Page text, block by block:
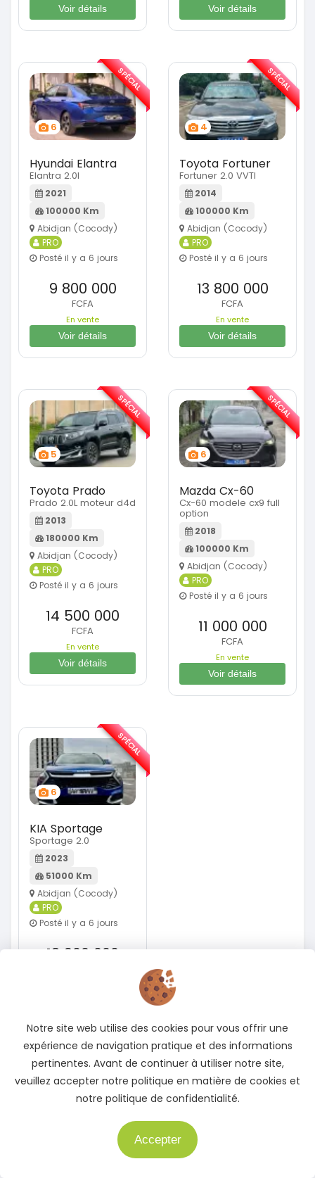
Voir détails
Voir détails
6
Hyundai Elantra
Elantra 2.0l
2021
100000 Km
Abidjan (Cocody)
PRO
Posté il y a 6 jours
9 800 000
FCFA
En vente
Voir détails
SPÉCIAL
4
Toyota Fortuner
Fortuner 2.0 VVTI
2014
100000 Km
Abidjan (Cocody)
PRO
Posté il y a 6 jours
13 800 000
FCFA
En vente
Voir détails
SPÉCIAL
5
Toyota Prado
Prado 2.0L moteur d4d
2013
180000 Km
Abidjan (Cocody)
PRO
Posté il y a 6 jours
14 500 000
FCFA
En vente
Voir détails
SPÉCIAL
6
Mazda Cx-60
Cx-60 modele cx9 full
option
2018
100000 Km
Abidjan (Cocody)
PRO
Posté il y a 6 jours
11 000 000
FCFA
En vente
Voir détails
SPÉCIAL
6
KIA Sportage
Sportage 2.0
2023
51000 Km
Abidjan (Cocody)
PRO
Posté il y a 6 jours
18 900 000
SPÉCIAL
Plus d'Offres spéciales
Notre site web utilise des cookies pour vous offrir une
expérience de navigation pratique et des informations
pertinentes. Avant de continuer à utiliser notre site,
veuillez accepter notre politique en matière de cookies et
notre politique de confidentialité.
Accepter